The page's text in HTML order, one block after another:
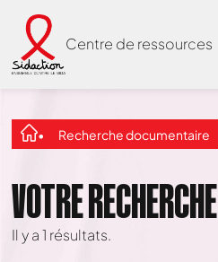
Centre de ressources
Recherche documentaire
VOTRE RECHERCHE
Il y a1 résultats.